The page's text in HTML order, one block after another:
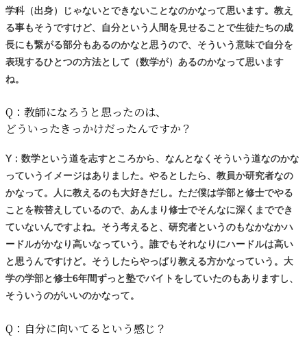
学科（出身）じゃないとできないことなのかなって思います。教え
る事もそうですけど、自分という人間を見せることで生徒たちの成
長にも繋がる部分もあるのかなと思うので、そういう意味で自分を
表現するひとつの方法として（数学が）あるのかなって思います
ね。
Q： 教師になろうと思ったのは、
どういったきっかけだったんですか？
Y：数学という道を志すところから、なんとなくそういう道なのかな
っていうイメージはありました。やるとしたら、教員か研究者なの
かなって。人に教えるのも大好きだし。ただ僕は学部と修士でやる
ことを鞍替えしているので、あんまり修士でそんなに深くまででき
ていないんですよね。そう考えると、研究者というのもなかなかハ
ードルがかなり高いなっていう。誰でもそれなりにハードルは高い
と思うんですけど。そうしたらやっぱり教える方かなっていう。大
学の学部と修士6年間ずっと塾でバイトをしていたのもありますし、
そういうのがいいのかなって。
Q： 自分に向いてるという感じ？